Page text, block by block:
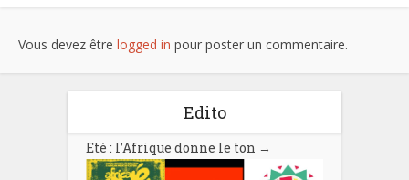
Vous devez être logged in pour poster un commentaire.
Edito
Eté : l’Afrique donne le ton →